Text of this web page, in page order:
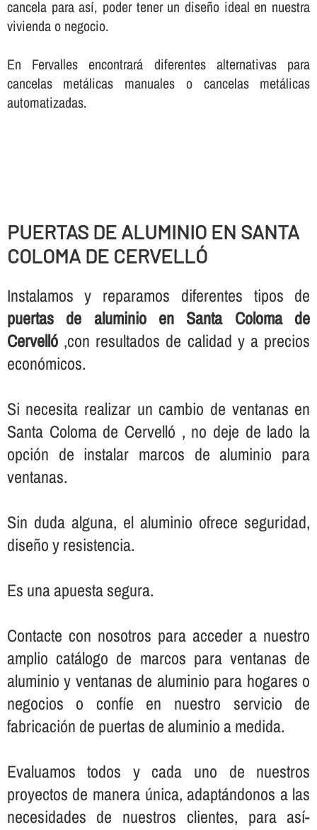
cancela para así­, poder tener un diseño ideal en nuestra
vivienda o negocio.
En Fervalles encontrará diferentes alternativas para
cancelas metálicas manuales o cancelas metálicas
automatizadas.
PUERTAS DE ALUMINIO EN SANTA
COLOMA DE CERVELLÓ
Instalamos y reparamos diferentes tipos de
puertas de aluminio en Santa Coloma de
Cervelló,con resultados de calidad y a precios
económicos.
Si necesita realizar un cambio de ventanas en
Santa Coloma de Cervelló , no deje de lado la
opción de instalar marcos de aluminio para
ventanas.
Sin duda alguna, el aluminio ofrece seguridad,
diseño y resistencia.
Es una apuesta segura.
Contacte con nosotros para acceder a nuestro
amplio catálogo de marcos para ventanas de
aluminio y ventanas de aluminio para hogares o
negocios o confí­e en nuestro servicio de
fabricación de puertas de aluminio a medida.
Evaluamos todos y cada uno de nuestros
proyectos de manera única, adaptándonos a las
necesidades de nuestros clientes, para así­